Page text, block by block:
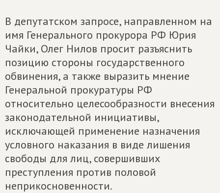
В депутатском запросе, направленном на
имя Генерального прокурора РФ Юрия
Чайки, Олег Нилов просит разъяснить
позицию стороны государственного
обвинения, а также выразить мнение
Генеральной прокуратуры РФ
относительно целесообразности внесения
законодательной инициативы,
исключающей применение назначения
условного наказания в виде лишения
свободы для лиц, совершивших
преступления против половой
неприкосновенности.